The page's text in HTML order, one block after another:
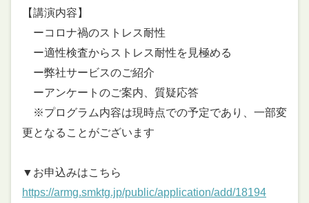
【講演内容】
ーコロナ禍のストレス耐性
ー適性検査からストレス耐性を見極める
ー弊社サービスのご紹介
ーアンケートのご案内、質疑応答
※プログラム内容は現時点での予定であり、一部変
更となることがございます
▼お申込みはこちら
https://armg.smktg.jp/public/application/add/18194